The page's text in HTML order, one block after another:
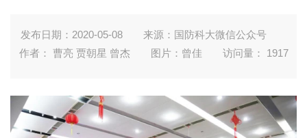
发布日期：2020-05-08
来源：国防科大微信公众号
作者： 曹亮 贾朝星 曾杰
图片：曾佳 访问量： 1917